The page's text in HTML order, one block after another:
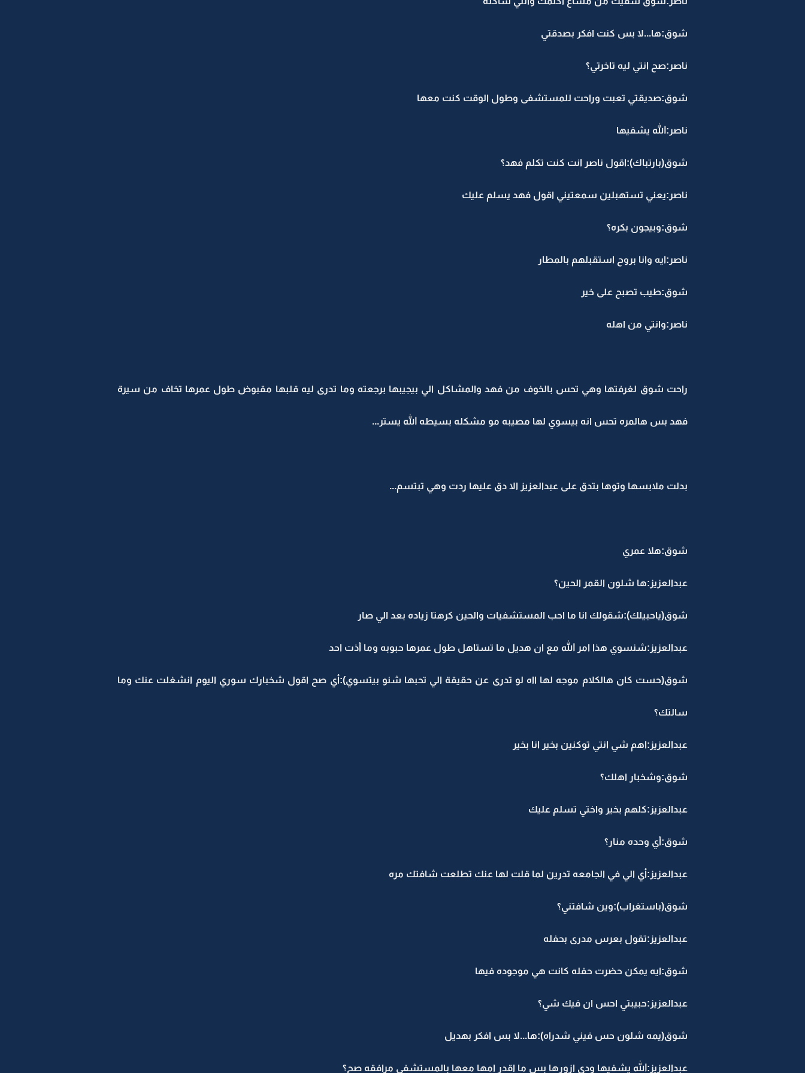
شوق:ها...لا بس كنت افكر بصدقتي
ناصر:صح انتي ليه تاخرتي؟
شوق:صديقتي تعبت وراحت للمستشفى وطول الوقت كنت معها
ناصر:الله يشفيها
شوق(بارتباك):اقول ناصر انت كنت تكلم فهد؟
ناصر:يعني تستهبلين سمعتيني اقول فهد يسلم عليك
شوق:وبيجون بكره؟
ناصر:ايه وانا بروح استقبلهم بالمطار
شوق:طيب تصبح على خير
ناصر:وانتي من اهله
راحت شوق لغرفتها وهي تحس بالخوف من فهد والمشاكل الي بيجيبها برجعته وما تدرى ليه قلبها مقبوض طول عمرها تخاف من سيرة
فهد بس هالمره تحس انه بيسوي لها مصيبه مو مشكله بسيطه الله يستر...
بدلت ملابسها وتوها بتدق على عبدالعزيز الا دق عليها ردت وهي تبتسم...
شوق:هلا عمري
عبدالعزيز:ها شلون القمر الحين؟
شوق(ياحبيلك):شقولك انا ما احب المستشفيات والحين كرهتا زياده بعد الي صار
عبدالعزيز:شنسوي هذا امر الله مع ان هديل ما تستاهل طول عمرها حبوبه وما أذت احد
شوق(حست كان هالكلام موجه لها ااه لو تدرى عن حقيقة الي تحبها شنو بيتسوي):أي صح اقول شخبارك سوري اليوم انشغلت عنك وما
سالتك؟
عبدالعزيز:اهم شي انتي توكنين بخير انا بخير
شوق:وشخبار اهلك؟
عبدالعزيز:كلهم بخير واختي تسلم عليك
شوق:أي وحده منار؟
عبدالعزيز:أي الي في الجامعه تدرين لما قلت لها عنك تطلعت شافتك مره
شوق(باستغراب):وين شافتني؟
عبدالعزيز:تقول بعرس مدرى بحفله
شوق:ايه يمكن حضرت حفله كانت هي موجوده فيها
عبدالعزيز:حبيبتي احس ان فيك شي؟
شوق(يمه شلون حس فيني شدراه):ها...لا بس افكر بهديل
عبدالعزيز:الله يشفيها ودي ازورها بس ما اقدر امها معها بالمستشفى مرافقه صح؟